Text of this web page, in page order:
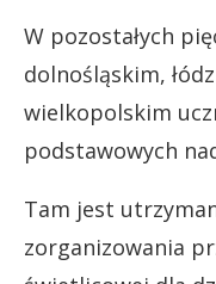
W pozostałych
dolnośląskim,
wielkopolskim
podstawowych
Tam jest
zorganizowania